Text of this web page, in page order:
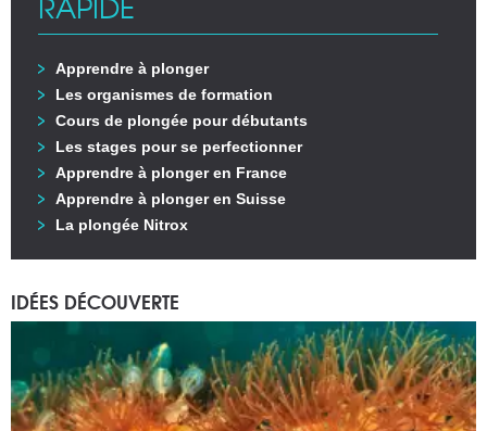
Apprendre à plonger
Les organismes de formation
Cours de plongée pour débutants
Les stages pour se perfectionner
Apprendre à plonger en France
Apprendre à plonger en Suisse
La plongée Nitrox
IDÉES DÉCOUVERTE